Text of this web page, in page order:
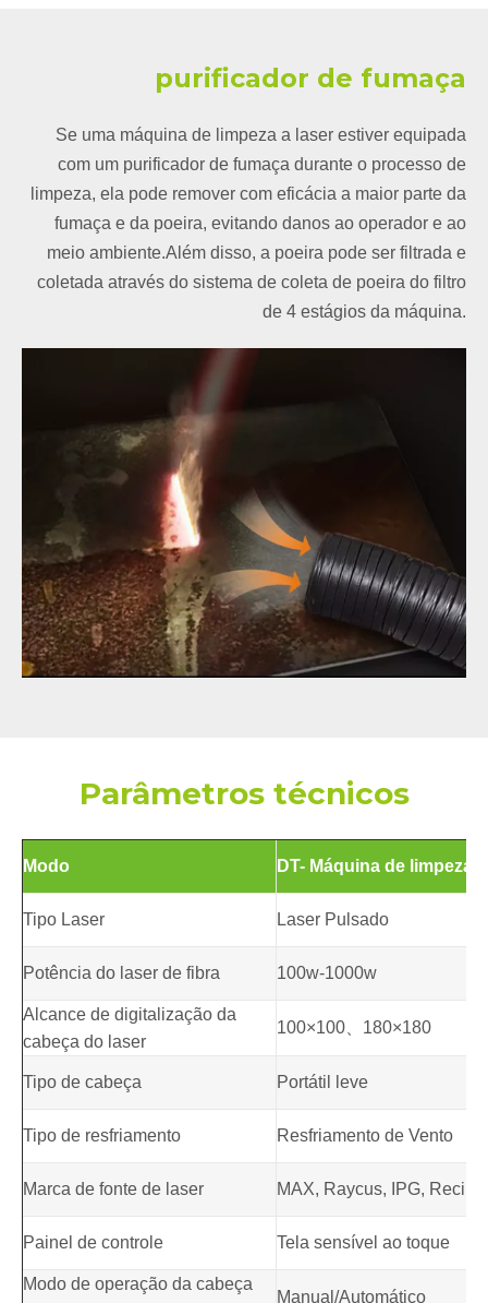
purificador de fumaça
Se uma máquina de limpeza a laser estiver equipada
com um purificador de fumaça durante o processo de
limpeza, ela pode remover com eficácia a maior parte da
fumaça e da poeira, evitando danos ao operador e ao
meio ambiente.Além disso, a poeira pode ser filtrada e
coletada através do sistema de coleta de poeira do filtro
de 4 estágios da máquina.
Parâmetros técnicos
Modo DT- Máquina de limpeza
Tipo Laser Laser Pulsado
Potência do laser de fibra 100w-1000w
Alcance de digitalização da
cabeça do laser
100×100、180×180
Tipo de cabeça Portátil leve
Tipo de resfriamento Resfriamento de Vento
Marca de fonte de laser MAX, Raycus, IPG, Reci,
Painel de controle Tela sensível ao toque
Modo de operação da cabeça
Manual/Automático